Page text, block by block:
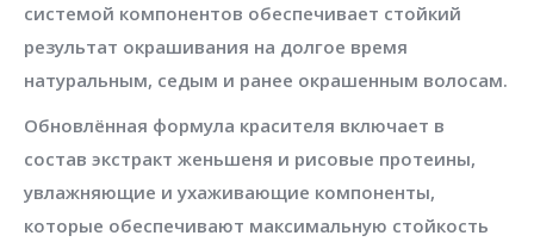
системой компонентов обеспечивает стойкий
результат окрашивания на долгое время
натуральным, седым и ранее окрашенным волосам.
Обновлённая формула красителя включает в
состав экстракт женьшеня и рисовые протеины,
увлажняющие и ухаживающие компоненты,
которые обеспечивают максимальную стойкость